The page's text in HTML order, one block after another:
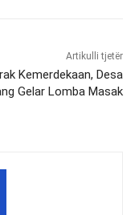
Artikulli tjetër
Kemerdekaan, Desa
Gelar Lomba Masak